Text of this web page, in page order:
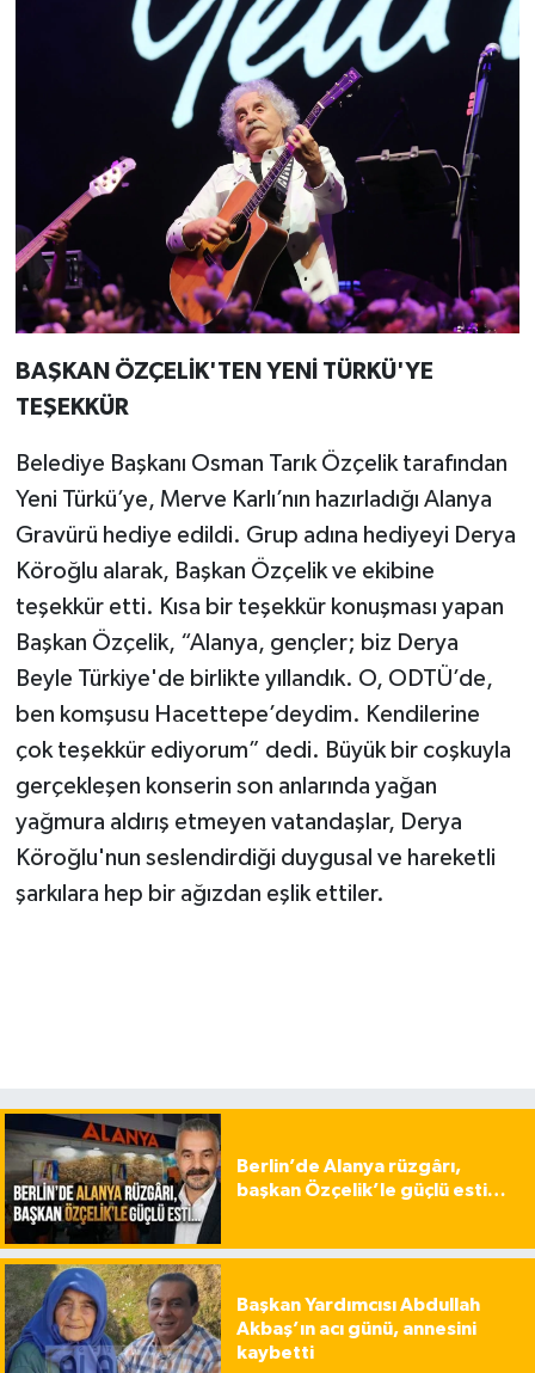
BAŞKAN ÖZÇELİK'TEN YENİ TÜRKÜ'YE
TEŞEKKÜR
Belediye Başkanı Osman Tarık Özçelik tarafından
Yeni Türkü’ye, Merve Karlı’nın hazırladığı Alanya
Gravürü hediye edildi. Grup adına hediyeyi Derya
Köroğlu alarak, Başkan Özçelik ve ekibine
teşekkür etti. Kısa bir teşekkür konuşması yapan
Başkan Özçelik, “Alanya, gençler; biz Derya
Beyle Türkiye'de birlikte yıllandık. O, ODTÜ’de,
ben komşusu Hacettepe’deydim. Kendilerine
çok teşekkür ediyorum” dedi. Büyük bir coşkuyla
gerçekleşen konserin son anlarında yağan
yağmura aldırış etmeyen vatandaşlar, Derya
Köroğlu'nun seslendirdiği duygusal ve hareketli
şarkılara hep bir ağızdan eşlik ettiler.
Berlin’de Alanya rüzgârı,
başkan Özçelik’le güçlü esti…
Başkan Yardımcısı Abdullah
Akbaş’ın acı günü, annesini
kaybetti